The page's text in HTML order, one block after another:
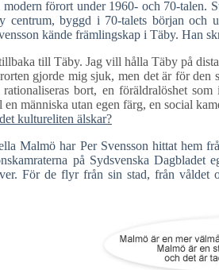
modern förort under 1960- och 70-talen.
centrum, byggd i 70-talets början och
kände främlingskap i Täby. Han
till Täby. Jag vill hålla Täby på
gjorde mig sjuk, men det är för den
bort, en föräldralöshet
människa utan egen färg, en social
kultureliten älskar?
Malmö har Per Svensson hittat hem
på Sydsvenska Dagbladet
För de flyr från sin stad, från våldet